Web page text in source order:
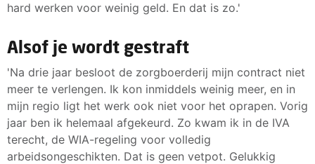
hard werken voor weinig geld. En dat is zo.'
Alsof je wordt gestraft
'Na drie jaar besloot de zorgboerderij mijn contract niet
meer te verlengen. Ik kon inmiddels weinig meer, en in
mijn regio ligt het werk ook niet voor het oprapen. Vorig
jaar ben ik helemaal afgekeurd. Zo kwam ik in de IVA
terecht, de WIA-regeling voor volledig
arbeidsongeschikten. Dat is geen vetpot. Gelukkig